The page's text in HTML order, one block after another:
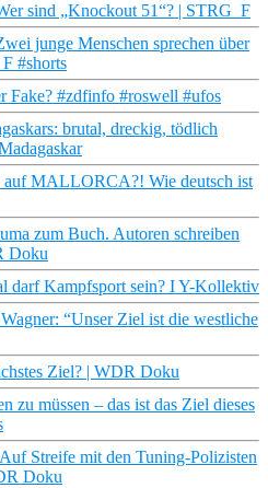
sind „Knockout 51“? | STRG_F
junge Menschen sprechen über
#shorts
Fake? #zdfinfo #roswell #ufos
brutal, dreckig, tödlich
MALLORCA?! Wie deutsch ist
zum Buch. Autoren schreiben
Doku
darf Kampfsport sein? I Y-Kollektiv
“Unser Ziel ist die westliche
Ziel? | WDR Doku
zu müssen – das ist das Ziel dieses
Streife mit den Tuning-Polizisten
Doku